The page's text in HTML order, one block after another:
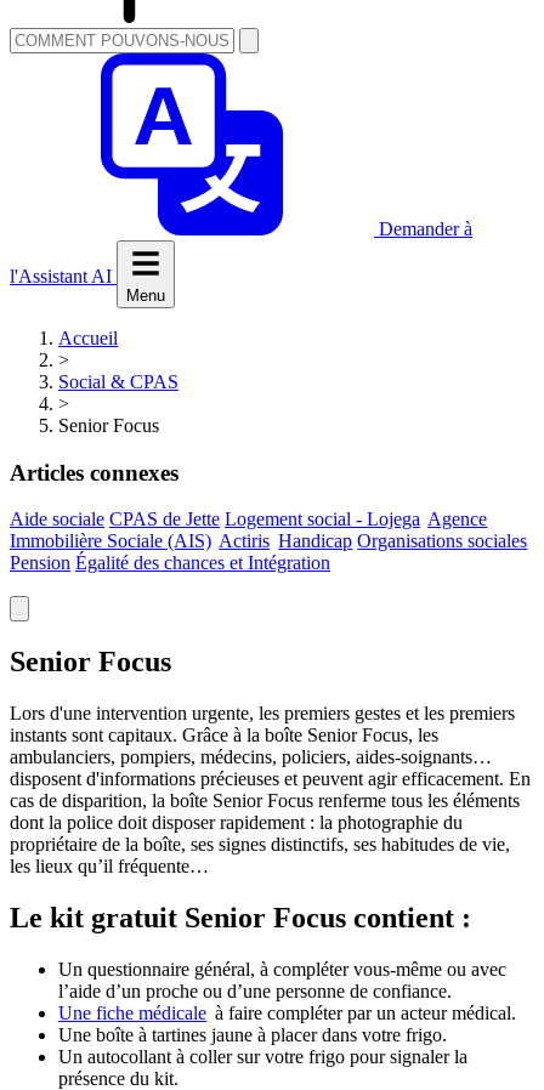
Demander à
l'Assistant AI
Menu
Accueil
>
Social & CPAS
>
Senior Focus
Articles connexes
Aide sociale CPAS de Jette Logement social - Lojega Agence
Immobilière Sociale (AIS) Actiris Handicap Organisations sociales
Pension Égalité des chances et Intégration
Senior Focus
Lors d'une intervention urgente, les premiers gestes et les premiers
instants sont capitaux. Grâce à la boîte Senior Focus, les
ambulanciers, pompiers, médecins, policiers, aides-soignants…
disposent d'informations précieuses et peuvent agir efficacement. En
cas de disparition, la boîte Senior Focus renferme tous les éléments
dont la police doit disposer rapidement : la photographie du
propriétaire de la boîte, ses signes distinctifs, ses habitudes de vie,
les lieux qu’il fréquente…
Le kit gratuit Senior Focus contient :
Un questionnaire général, à compléter vous-même ou avec
l’aide d’un proche ou d’une personne de confiance.
Une fiche médicale à faire compléter par un acteur médical.
Une boîte à tartines jaune à placer dans votre frigo.
Un autocollant à coller sur votre frigo pour signaler la
présence du kit.